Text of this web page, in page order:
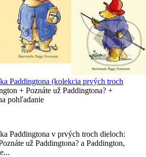
Paddingtona (kolekcia prvých troch
+ Poznáte už Paddingtona? +
pohľadanie
Paddingtona v prvých troch dieloch:
už Paddingtona? a Paddington,